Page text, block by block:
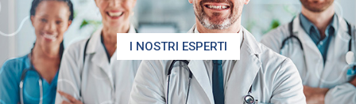
I NOSTRI ESPERTI